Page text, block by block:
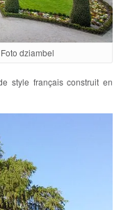
dziambel
style français construit en